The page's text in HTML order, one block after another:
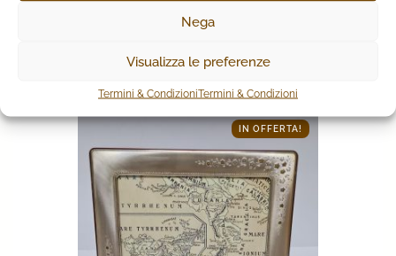
Nega
Visualizza le preferenze
Termini & CondizioniTermini & Condizioni
AGGIUNGI AL CARRELLO
IN OFFERTA!